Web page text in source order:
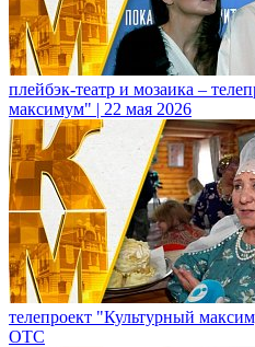
плейбэк-театр и мозаика –
максимум" | 22 мая 2026
телепроект "Культурный
ОТС